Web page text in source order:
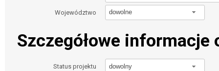
Województwo dowolne
Szczegółowe
Status projektu dowolny